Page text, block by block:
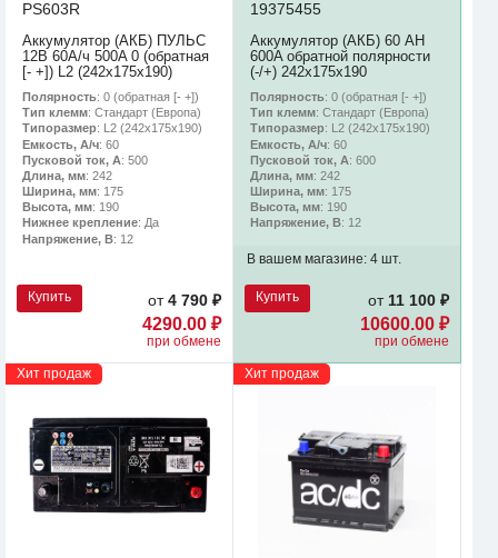
PS603R
Аккумулятор (АКБ) ПУЛЬС
12В 60А/ч 500A 0 (обратная
[- +]) L2 (242х175х190)
Полярность: 0 (обратная [- +])
Тип клемм: Стандарт (Европа)
Типоразмер: L2 (242х175х190)
Емкость, А/ч: 60
Пусковой ток, А: 500
Длина, мм: 242
Ширина, мм: 175
Высота, мм: 190
Нижнее крепление: Да
Напряжение, В: 12
Купить от4 790 ₽
4290.00 ₽
при обмене
19375455
Аккумулятор (АКБ) 60 AH
600A обратной полярности
(-/+) 242х175х190
Полярность: 0 (обратная [- +])
Тип клемм: Стандарт (Европа)
Типоразмер: L2 (242х175х190)
Емкость, А/ч: 60
Пусковой ток, А: 600
Длина, мм: 242
Ширина, мм: 175
Высота, мм: 190
Напряжение, В: 12
В вашем магазине: 4 шт.
Купить от 11 100 ₽
10600.00 ₽
при обмене
Хит продаж Хит продаж